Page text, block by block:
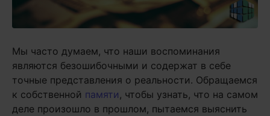
Мы часто думаем, что наши воспоминания
являются безошибочными и содержат в себе
точные представления о реальности. Обращаемся
к собственной памяти , чтобы узнать, что на самом
деле произошло в прошлом, пытаемся выяснить